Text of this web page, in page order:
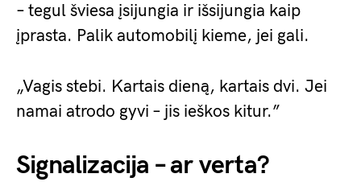
– tegul šviesa įsijungia ir išsijungia kaip
įprasta. Palik automobilį kieme, jei gali.
„Vagis stebi. Kartais dieną, kartais dvi. Jei
namai atrodo gyvi – jis ieškos kitur.”
Signalizacija – ar verta?